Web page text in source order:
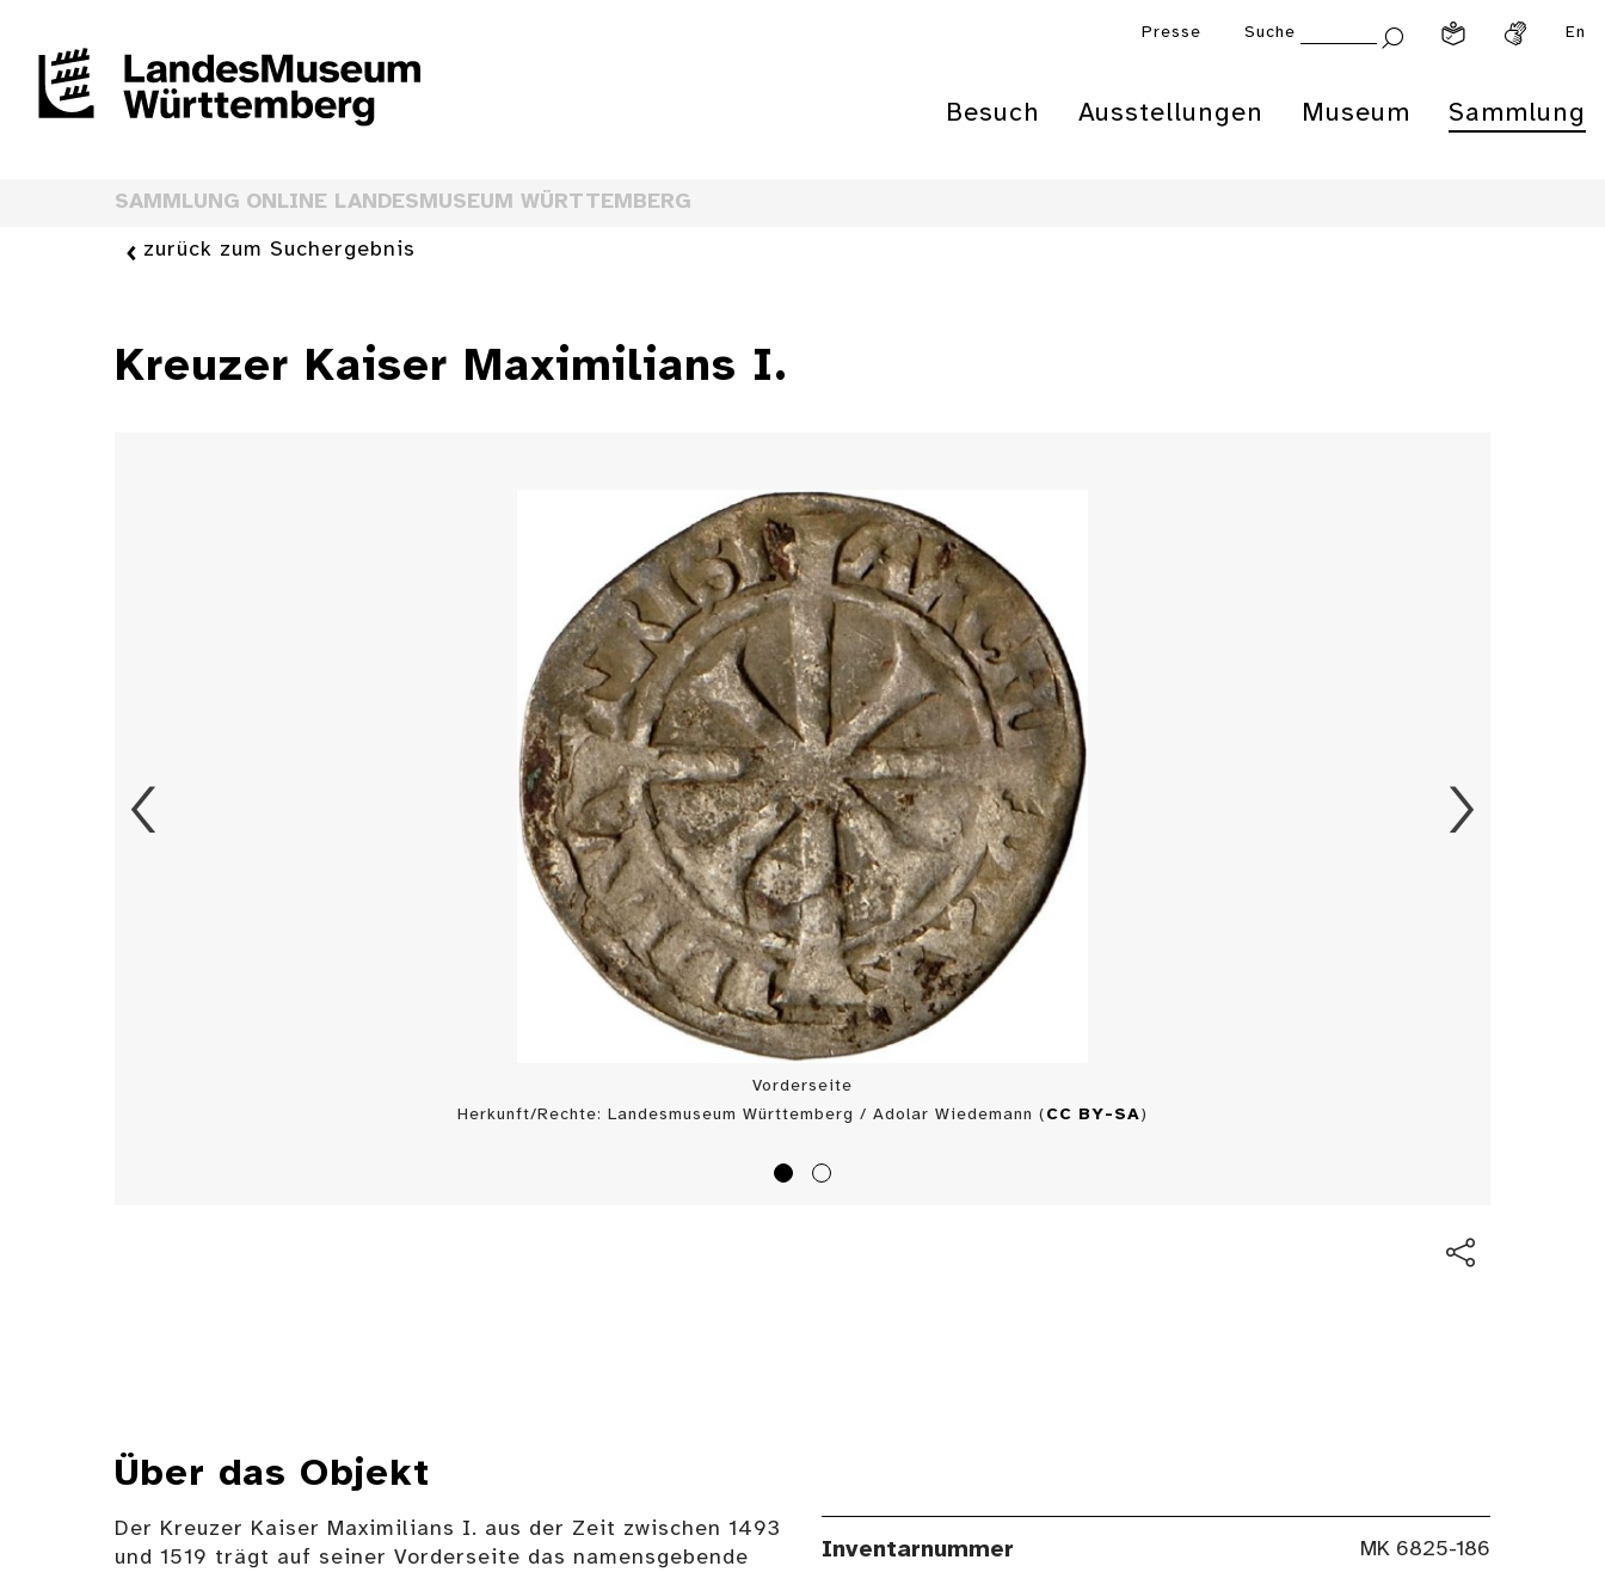
Presse Suche En
Besuch Ausstellungen Museum Sammlung
SAMMLUNG ONLINE LANDESMUSEUM WÜRTTEMBERG
zurück zum Suchergebnis
Kreuzer Kaiser Maximilians I.
Vorderseite
Herkunft/Rechte: Landesmuseum Württemberg / Adolar Wiedemann ( CC BY-SA)
Über das Objekt
Der Kreuzer Kaiser Maximilians I. aus der Zeit zwischen 1493
und 1519 trägt auf seiner Vorderseite das namensgebende
Inventarnummer MK 6825-186